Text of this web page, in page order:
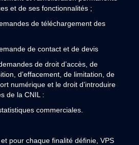
et de ses fonctionnalités ;
de téléchargement des
de contact et de devis
de droit d’accès, de
d’effacement, de limitation, de
numérique et le droit d’introduire
de la CNIL :
commerciales.
pour chaque finalité définie, VPS